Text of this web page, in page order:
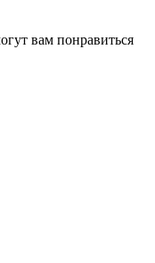
вам понравиться